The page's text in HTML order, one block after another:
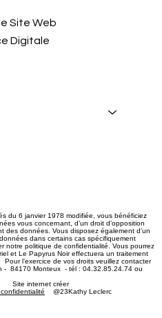
Site Web
Digitale
du 6 janvier 1978 modifiée, vous bénéficiez
vous concernant, d’un droit d’opposition
des données. Vous disposez également d’un
dans certains cas spécifiquement
notre politique de confidentialité. Vous pourrez
et Le Papyrus Noir effectuera un traitement
l’exercice de vos droits veuillez contacter
- 84170 Monteux - tél : 04.32.85.24.74 ou
créer
@23Kathy Leclerc